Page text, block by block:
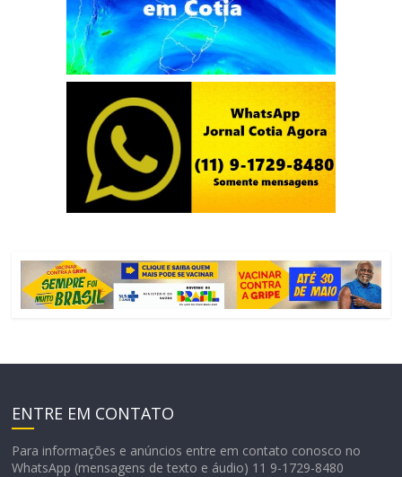
ENTRE EM CONTATO
Para informações e anúncios entre em contato conosco no
WhatsApp (mensagens de texto e áudio) 11 9-1729-8480